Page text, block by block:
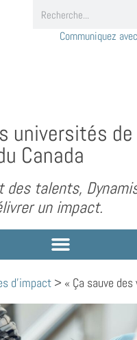
Communiquez
universités de
Canada
des talents,
un impact.
d'impact > « Ça sauve des